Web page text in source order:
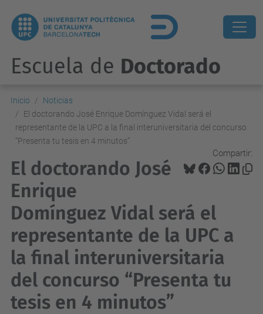
Escuela de Doctorado
Inicio
Noticias
El doctorando José Enrique Domínguez Vidal será el
representante de la UPC a la final interuniversitaria del concurso
“Presenta tu tesis en 4 minutos”
Compartir:
El doctorando José
Enrique
Domínguez Vidal será el
representante de la UPC a
la final interuniversitaria
del concurso “Presenta tu
tesis en 4 minutos”